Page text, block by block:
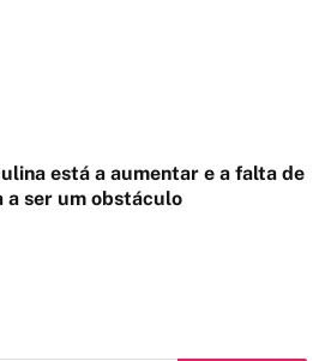
está a aumentar e a falta de
a ser um obstáculo